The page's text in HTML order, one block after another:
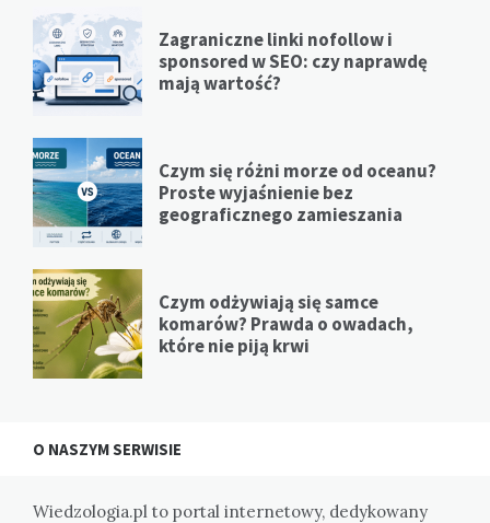
Zagraniczne linki nofollow i
sponsored w SEO: czy naprawdę
mają wartość?
Czym się różni morze od oceanu?
Proste wyjaśnienie bez
geograficznego zamieszania
Czym odżywiają się samce
komarów? Prawda o owadach,
które nie piją krwi
O NASZYM SERWISIE
Wiedzologia.pl to portal internetowy, dedykowany